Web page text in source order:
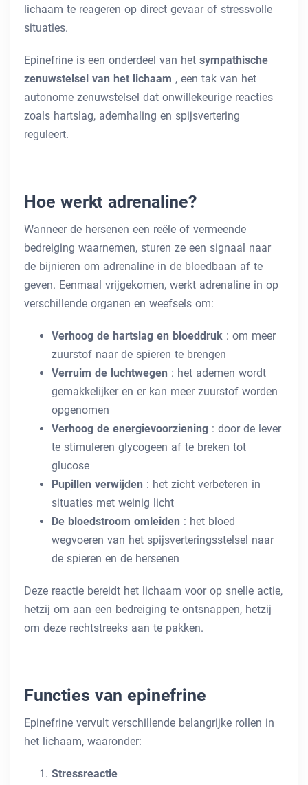
lichaam te reageren op direct gevaar of stressvolle
situaties.
Epinefrine is een onderdeel van het sympathische
zenuwstelsel van het lichaam , een tak van het
autonome zenuwstelsel dat onwillekeurige reacties
zoals hartslag, ademhaling en spijsvertering
reguleert.
Hoe werkt adrenaline?
Wanneer de hersenen een reële of vermeende
bedreiging waarnemen, sturen ze een signaal naar
de bijnieren om adrenaline in de bloedbaan af te
geven. Eenmaal vrijgekomen, werkt adrenaline in op
verschillende organen en weefsels om:
Verhoog de hartslag en bloeddruk : om meer
zuurstof naar de spieren te brengen
Verruim de luchtwegen : het ademen wordt
gemakkelijker en er kan meer zuurstof worden
opgenomen
Verhoog de energievoorziening : door de lever
te stimuleren glycogeen af ​​te breken tot
glucose
Pupillen verwijden : het zicht verbeteren in
situaties met weinig licht
De bloedstroom omleiden : het bloed
wegvoeren van het spijsverteringsstelsel naar
de spieren en de hersenen
Deze reactie bereidt het lichaam voor op snelle actie,
hetzij om aan een bedreiging te ontsnappen, hetzij
om deze rechtstreeks aan te pakken.
Functies van epinefrine
Epinefrine vervult verschillende belangrijke rollen in
het lichaam, waaronder:
Stressreactie